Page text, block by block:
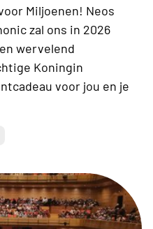
Miljoenen! Neos
zal ons in 2026
wervelend
Koningin
voor jou en je